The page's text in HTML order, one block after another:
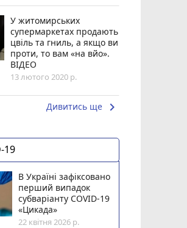
У житомирських
супермаркетах продають
цвіль та гниль, а якщо ви
проти, то вам «на вйо».
ВІДЕО
13 лютого 2020 р.
Дивитись ще keyboard_arrow_right
19
В Україні зафіксовано
перший випадок
субваріанту COVID-19
«Цикада»
22 квітня 2026 р.